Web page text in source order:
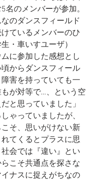
名のメンバーが参加。
のダンスフィールド
ているメンバーのひ
・車いすユーザ）
に参加した感想とし
からダンスフィール
障害を持っていても一
が対等で…、という空
と思っていました」
ゃっていましたが、
そ、思いがけない新
てくるとプラスに思
会では『違い』とい
こそ共通点を探さな
ナスに捉えがちなの